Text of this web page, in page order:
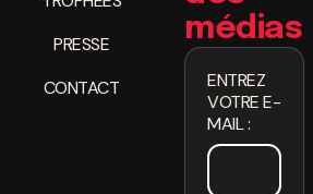
PRESSE
CONTACT
médias
ENTREZ
VOTRE E-
MAIL :